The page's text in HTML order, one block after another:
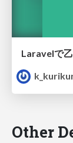
Laravelで
Other